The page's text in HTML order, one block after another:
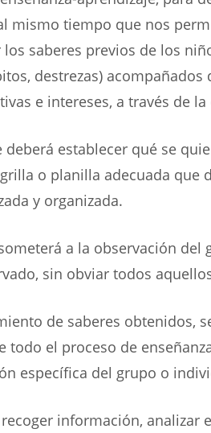
mismo tiempo que nos
saberes previos de los
destrezas)
e intereses, a través de
establecer qué se
o planilla adecuada que
y organizada.
a la observación
sin obviar todos
de saberes obtenidos,
todo el proceso de
específica del grupo o
información, analizar